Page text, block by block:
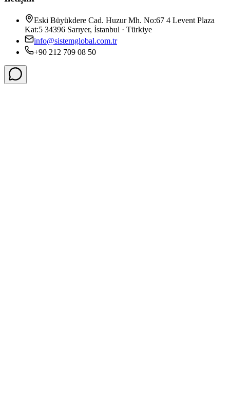
Eski Büyükdere Cad. Huzur Mh. No:67 4 Levent Plaza
Kat:5 34396 Sarıyer, İstanbul · Türkiye
info@sistemglobal.com.tr
+90 212 709 08 50